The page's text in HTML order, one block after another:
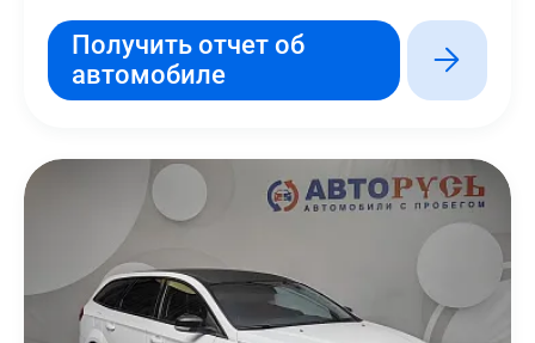
Получить отчет об
автомобиле